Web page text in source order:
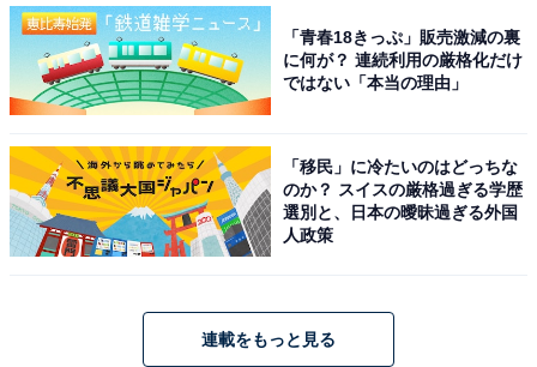
【おすすめ記事】
山口県の「街の幸福度」ランキング！ 3位「山口市」、2
位「下松市」、1位は？
・
2022年 九州・山口エリアの観光地満足度ランキング！ 3
位「平戸・松浦」、2位「別府（別府八湯）」、1位は？
・
「光市」、2位「防府市」、1位は？
「青春18きっぷ」販売激減の裏
に何が？ 連続利用の厳格化だけ
ではない「本当の理由」
「移民」に冷たいのはどっちな
のか？ スイスの厳格過ぎる学歴
選別と、日本の曖昧過ぎる外国
人政策
連載をもっと見る